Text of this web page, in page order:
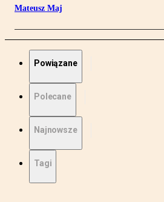
Mateusz Maj
Powiązane
Polecane
Najnowsze
Tagi